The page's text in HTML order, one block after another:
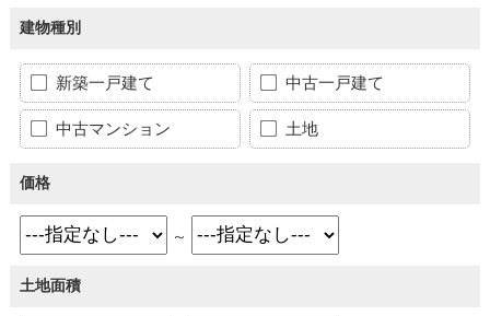
建物種別
新築一戸建て 中古一戸建て
中古マンション 土地
価格
～
土地面積